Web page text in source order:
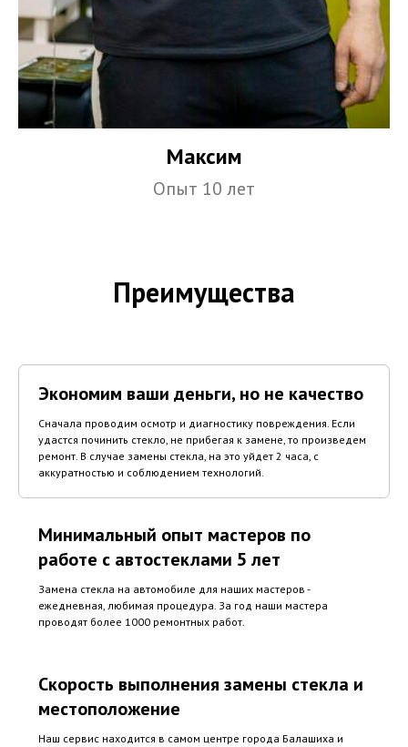
Максим
Опыт 10 лет
Преимущества
Экономим ваши деньги, но не качество
Сначала проводим осмотр и диагностику повреждения. Если
удастся починить стекло, не прибегая к замене, то произведем
ремонт. В случае замены стекла, на это уйдет 2 часа, с
аккуратностью и соблюдением технологий.
Минимальный опыт мастеров по
работе с автостеклами 5 лет
Замена стекла на автомобиле для наших мастеров -
ежедневная, любимая процедура. За год наши мастера
проводят более 1000 ремонтных работ.
Скорость выполнения замены стекла и
местоположение
Наш сервис находится в самом центре города Балашиха и